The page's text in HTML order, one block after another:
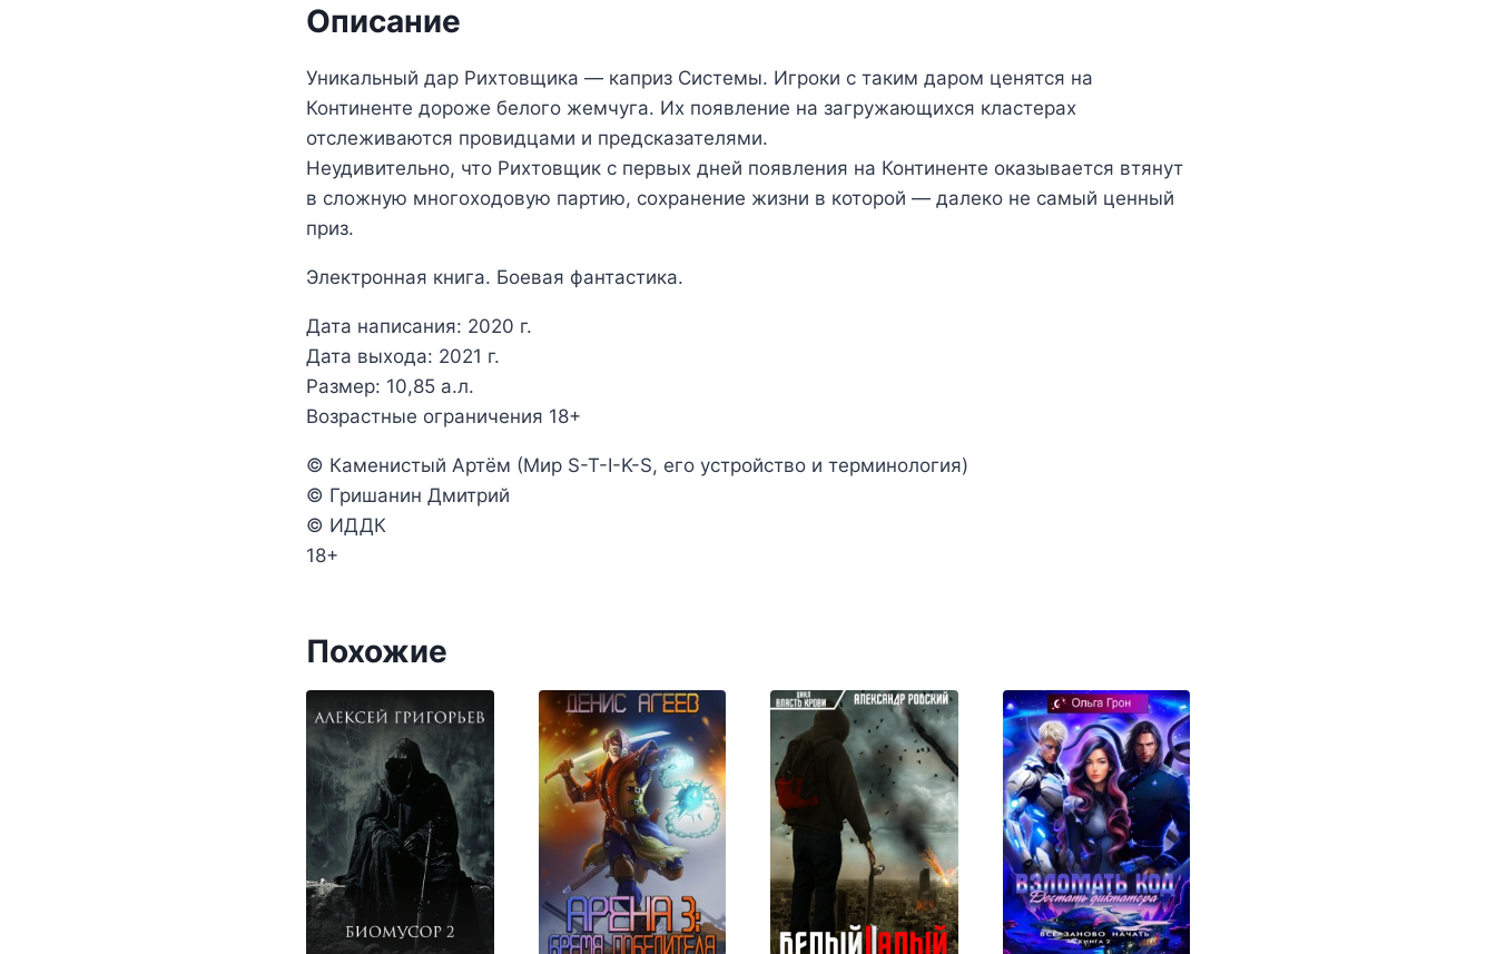
Описание
Уникальный дар Рихтовщика — каприз Системы. Игроки с таким даром ценятся на
Континенте дороже белого жемчуга. Их появление на загружающихся кластерах
отслеживаются провидцами и предсказателями.
Неудивительно, что Рихтовщик с первых дней появления на Континенте оказывается втянут
в сложную многоходовую партию, сохранение жизни в которой — далеко не самый ценный
приз.
Электронная книга. Боевая фантастика.
Дата написания: 2020 г.
Дата выхода: 2021 г.
Размер: 10,85 а.л.
Возрастные ограничения 18+
© Каменистый Артём (Мир S-T-I-K-S, его устройство и терминология)
© Гришанин Дмитрий
© ИДДК
18+
Похожие